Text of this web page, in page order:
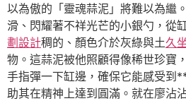
以為傲的「靈魂蒜泥」將難以為繼
滑、閃耀著不祥光芒的小銀勺，從
劃設計稠的、顏色介於灰綠與土久
物。這蒜泥被他照顧得像稀世珍寶
手指彈一下缸邊，確保它能感受到
助其在精神上達到圓滿。就在廖沾